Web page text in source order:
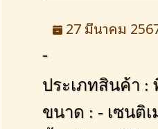
27 มีนาคม
-
ประเภทสินค้า :
ขนาด : - เซนติเ